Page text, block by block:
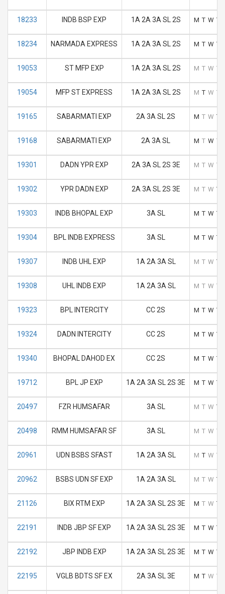
18233 INDB BSP EXP 1A 2A 3A SL 2S M T W T
18234 NARMADA EXPRESS 1A 2A 3A SL 2S M T W T
19053 ST MFP EXP 1A 2A 3A SL 2S M T W T
19054 MFP ST EXPRESS 1A 2A 3A SL 2S M T W T
19165 SABARMATI EXP 2A 3A SL 2S M T W T
19168 SABARMATI EXP 2A 3A SL M T W T
19301 DADN YPR EXP 2A 3A SL 2S 3E M T W T
19302 YPR DADN EXP 2A 3A SL 2S 3E M T W T
19303 INDB BHOPAL EXP 3A SL M T W T
19304 BPL INDB EXPRESS 3A SL M T W T
19307 INDB UHL EXP 1A 2A 3A SL M T W T
19308 UHL INDB EXP 1A 2A 3A SL M T W T
19323 BPL INTERCITY CC 2S M T W T
19324 DADN INTERCITY CC 2S M T W T
19340 BHOPAL DAHOD EX CC 2S M T W T
19712 BPL JP EXP 1A 2A 3A SL 2S 3E M T W T
20497 FZR HUMSAFAR 3A SL M T W T
20498 RMM HUMSAFAR SF 3A SL M T W T
20961 UDN BSBS SFAST 1A 2A 3A SL M T W T
20962 BSBS UDN SF EXP 1A 2A 3A SL M T W T
21126 BIX RTM EXP 1A 2A 3A SL 2S 3E M T W T
22191 INDB JBP SF EXP 1A 2A 3A SL 2S 3E M T W T
22192 JBP INDB EXP 1A 2A 3A SL 2S 3E M T W T
22195 VGLB BDTS SF EX 2A 3A SL 3E M T W T